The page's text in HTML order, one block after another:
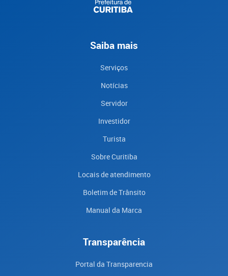
Saiba mais
Serviços
Notícias
Servidor
Investidor
Turista
Sobre Curitiba
Locais de atendimento
Boletim de Trânsito
Manual da Marca
Transparência
Portal da Transparencia